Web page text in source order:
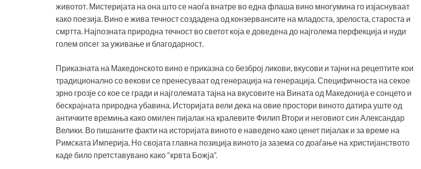
животот. Мистеријата на она што се наоѓа внатре во една флаша вино многумина го изјаснуваат
како поезија. Вино е жива течност создадена од конзервансите на младоста, зрелоста, староста и
смртта. Најпозната природна течност во светот која е доведена до најголема перфекција и нуди
голем опсег за уживање и благодарност.
Приказната на Македонското вино е приказна со безброј ликови, вкусови и тајни на рецептите кои
традиционално со векови се пренесуваат од генерација на генерација. Специфичноста на секое
зрно грозје со кое се гради и најголемата тајна на вкусовите на Вината од Македонија е сонцето и
бескрајната природна убавина. Историјата вели дека на овие простори виното датира уште од
античките времиња како омилен пијалак на кралевите Филип Втори и неговиот син Александар
Велики. Во пишаните факти на историјата виното е наведено како ценет пијалак и за време на
Римската Империја. Но својата главна позиција виното ја зазема со доаѓање на христијанството
каде било претставувано како “крвта Божја“.